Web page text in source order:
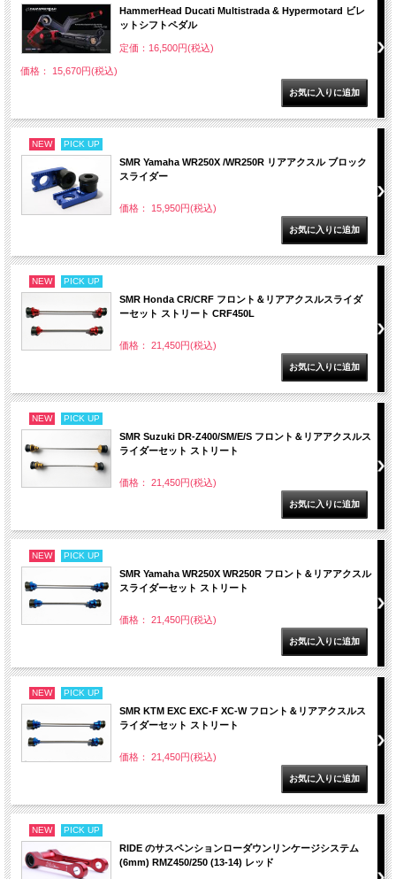
HammerHead Ducati Multistrada & Hypermotard ビレ
ットシフトペダル
定価：16,500円(税込)
価格： 15,670円(税込)
NEW PICK UP
SMR Yamaha WR250X /WR250R リアアクスル ブロック
スライダー
価格： 15,950円(税込)
NEW PICK UP
SMR Honda CR/CRF フロント＆リアアクスルスライダ
ーセット ストリート CRF450L
価格： 21,450円(税込)
NEW PICK UP
SMR Suzuki DR-Z400/SM/E/S フロント＆リアアクスルス
ライダーセット ストリート
価格： 21,450円(税込)
NEW PICK UP
SMR Yamaha WR250X WR250R フロント＆リアアクスル
スライダーセット ストリート
価格： 21,450円(税込)
NEW PICK UP
SMR KTM EXC EXC-F XC-W フロント＆リアアクスルス
ライダーセット ストリート
価格： 21,450円(税込)
NEW PICK UP
RIDE のサスペンションローダウンリンケージシステム
(6mm) RMZ450/250 (13-14) レッド